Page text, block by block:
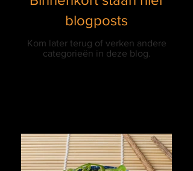
blogposts
Kom later terug of verken andere
categorieën in deze blog.